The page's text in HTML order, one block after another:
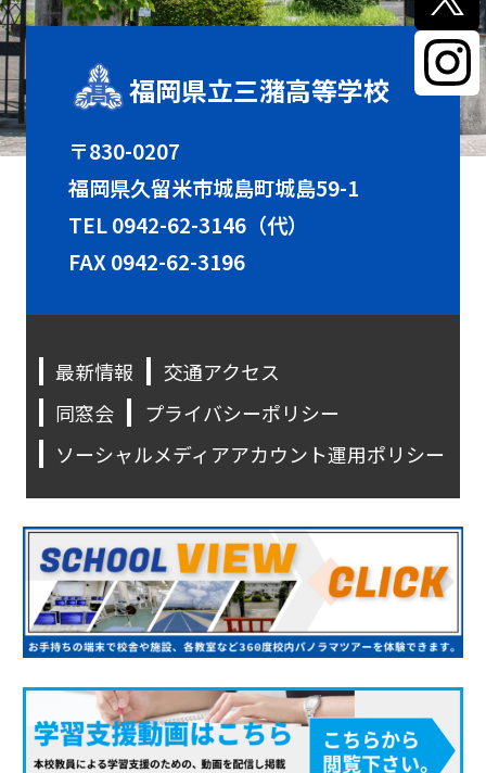
福岡県立三潴高等学校
〒830-0207
福岡県久留米市城島町城島59-1
TEL0942-62-3146（代）
FAX 0942-62-3196
最新情報
交通アクセス
同窓会
プライバシーポリシー
ソーシャルメディアアカウント運用ポリシー